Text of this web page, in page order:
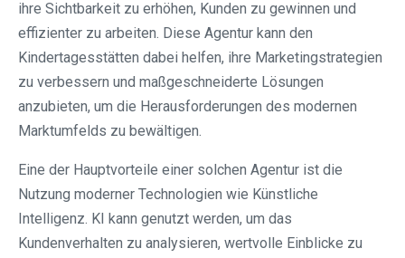
ihre Sichtbarkeit zu erhöhen, Kunden zu gewinnen und
effizienter zu arbeiten. Diese Agentur kann den
Kindertagesstätten dabei helfen, ihre Marketingstrategien
zu verbessern und maßgeschneiderte Lösungen
anzubieten, um die Herausforderungen des modernen
Marktumfelds zu bewältigen.
Eine der Hauptvorteile einer solchen Agentur ist die
Nutzung moderner Technologien wie Künstliche
Intelligenz. KI kann genutzt werden, um das
Kundenverhalten zu analysieren, wertvolle Einblicke zu